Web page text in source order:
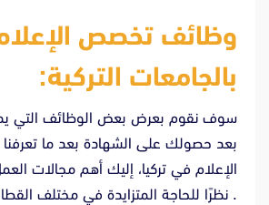
وظائف تخصص
بالجامعات التركية:
سوف نقوم بعرض بعض الوظائف التي
بعد حصولك على الشهادة بعد ما
الإعلام في تركيا، إليك أهم مجالات
. نظرًا للحاجة المتزايدة في مختلف